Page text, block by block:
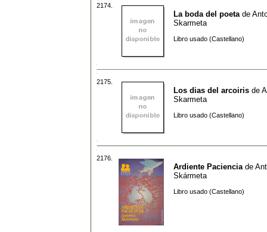
2174.
La boda del poeta de
Skarmeta
Libro usado (Castellano)
2175.
Los dias del arcoiris de
Skarmeta
Libro usado (Castellano)
2176.
Ardiente Paciencia de
Skármeta
Libro usado (Castellano)